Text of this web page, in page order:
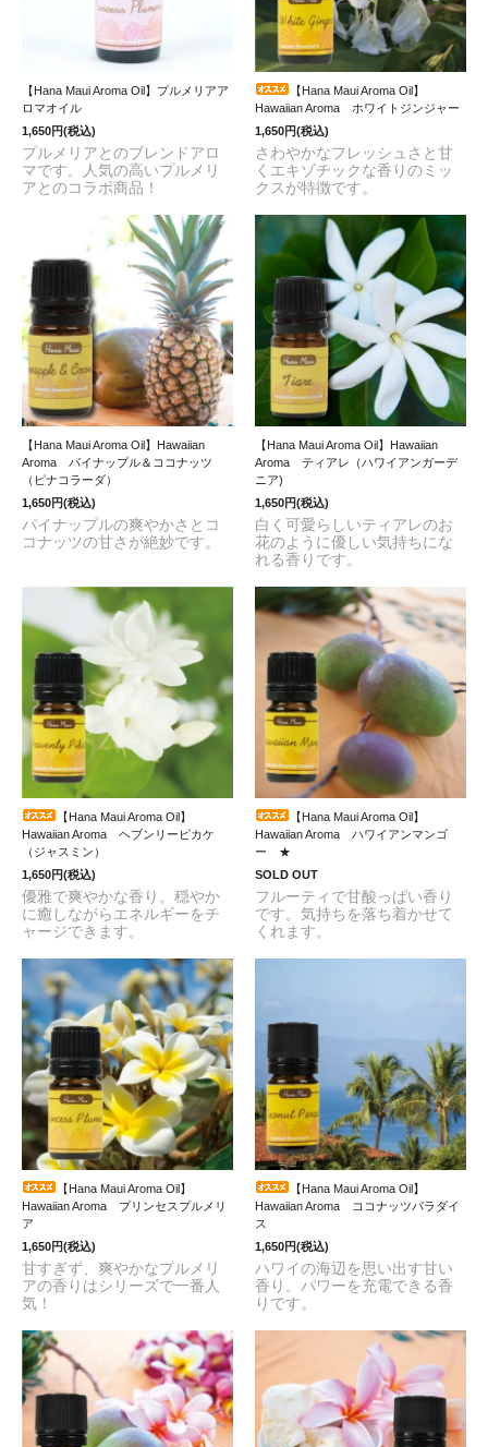
【Hana Maui Aroma Oil】プルメリアア
ロマオイル
1,650円(税込)
プルメリアとのブレンドアロ
マです。人気の高いプルメリ
アとのコラボ商品！
【Hana Maui Aroma Oil】
Hawaiian Aroma ホワイトジンジャー
1,650円(税込)
さわやかなフレッシュさと甘
くエキゾチックな香りのミッ
クスが特徴です。
【Hana Maui Aroma Oil】Hawaiian
Aroma パイナップル＆ココナッツ
（ピナコラーダ）
1,650円(税込)
パイナップルの爽やかさとコ
コナッツの甘さが絶妙です。
【Hana Maui Aroma Oil】Hawaiian
Aroma ティアレ（ハワイアンガーデ
ニア)
1,650円(税込)
白く可愛らしいティアレのお
花のように優しい気持ちにな
れる香りです。
【Hana Maui Aroma Oil】
Hawaiian Aroma ヘブンリーピカケ
（ジャスミン）
1,650円(税込)
優雅で爽やかな香り。穏やか
に癒しながらエネルギーをチ
ャージできます。
【Hana Maui Aroma Oil】
Hawaiian Aroma ハワイアンマンゴ
ー ★
SOLD OUT
フルーティで甘酸っぱい香り
です。気持ちを落ち着かせて
くれます。
【Hana Maui Aroma Oil】
Hawaiian Aroma プリンセスプルメリ
ア
1,650円(税込)
甘すぎず、爽やかなプルメリ
アの香りはシリーズで一番人
気！
【Hana Maui Aroma Oil】
Hawaiian Aroma ココナッツパラダイ
ス
1,650円(税込)
ハワイの海辺を思い出す甘い
香り。パワーを充電できる香
りです。